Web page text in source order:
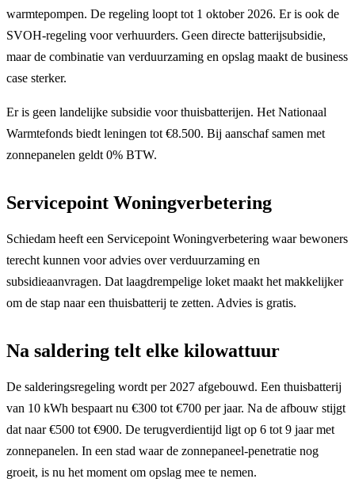
warmtepompen. De regeling loopt tot 1 oktober 2026. Er is ook de
SVOH-regeling voor verhuurders. Geen directe batterijsubsidie,
maar de combinatie van verduurzaming en opslag maakt de business
case sterker.
Er is geen landelijke subsidie voor thuisbatterijen. Het Nationaal
Warmtefonds biedt leningen tot €8.500. Bij aanschaf samen met
zonnepanelen geldt 0% BTW.
Servicepoint Woningverbetering
Schiedam heeft een Servicepoint Woningverbetering waar bewoners
terecht kunnen voor advies over verduurzaming en
subsidieaanvragen. Dat laagdrempelige loket maakt het makkelijker
om de stap naar een thuisbatterij te zetten. Advies is gratis.
Na saldering telt elke kilowattuur
De salderingsregeling wordt per 2027 afgebouwd. Een thuisbatterij
van 10 kWh bespaart nu €300 tot €700 per jaar. Na de afbouw stijgt
dat naar €500 tot €900. De terugverdientijd ligt op 6 tot 9 jaar met
zonnepanelen. In een stad waar de zonnepaneel-penetratie nog
groeit, is nu het moment om opslag mee te nemen.